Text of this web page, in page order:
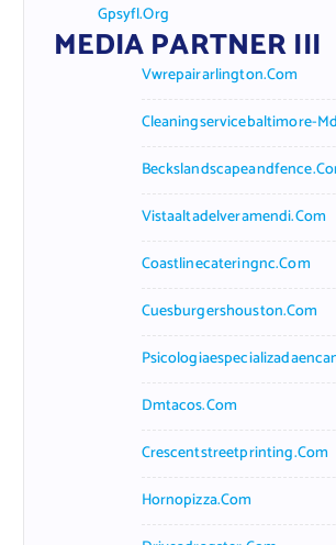
Gpsyfl.org
MEDIA PARTNER III
Vwrepairarlington.com
Cleaningservicebaltimore-
Vistaaltadelveramendi.com
Coastlinecateringnc.com
Cuesburgershouston.com
Dmtacos.com
Crescentstreetprinting.com
Hornopizza.com